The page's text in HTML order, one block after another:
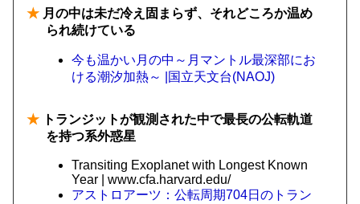
★ 月の中は未だ冷え固まらず、それどころか温め
られ続けている
今も温かい月の中～月マントル最深部にお
ける潮汐加熱～ |国立天文台(NAOJ)
★ トランジットが観測された中で最長の公転軌道
を持つ系外惑星
Transiting Exoplanet with Longest Known
Year | www.cfa.harvard.edu/
アストロアーツ：公転周期704日のトラン